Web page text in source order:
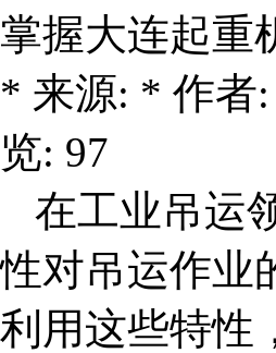
掌握大连起重
* 来源: * 作者:
览: 97
在工业吊运
性对吊运作业
利用这些特性